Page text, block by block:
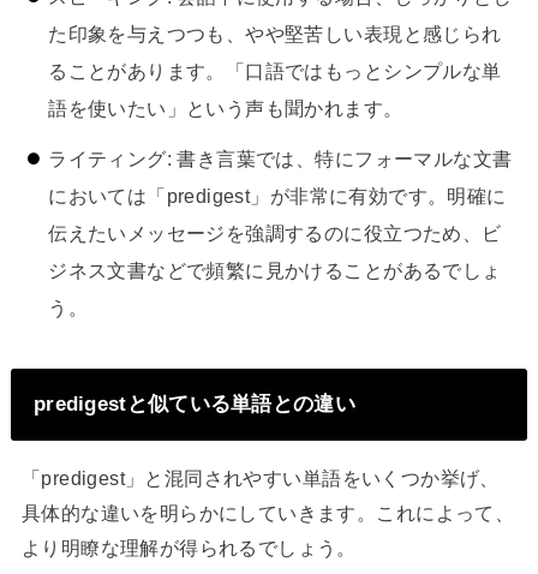
た印象を与えつつも、やや堅苦しい表現と感じられ
ることがあります。「口語ではもっとシンプルな単
語を使いたい」という声も聞かれます。
ライティング: 書き言葉では、特にフォーマルな文書
においては「predigest」が非常に有効です。明確に
伝えたいメッセージを強調するのに役立つため、ビ
ジネス文書などで頻繁に見かけることがあるでしょ
う。
predigestと似ている単語との違い
「predigest」と混同されやすい単語をいくつか挙げ、
具体的な違いを明らかにしていきます。これによって、
より明瞭な理解が得られるでしょう。